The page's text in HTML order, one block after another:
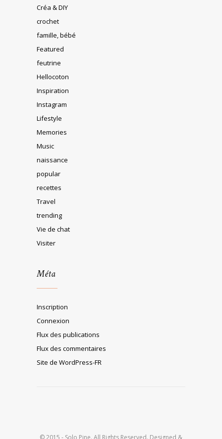
Créa & DIY
crochet
famille, bébé
Featured
feutrine
Hellocoton
Inspiration
Instagram
Lifestyle
Memories
Music
naissance
popular
recettes
Travel
trending
Vie de chat
Visiter
Méta
Inscription
Connexion
Flux des publications
Flux des commentaires
Site de WordPress-FR
© 2015 - Solo Pine. All Rights Reserved. Designed &